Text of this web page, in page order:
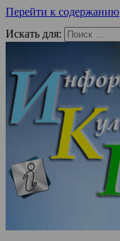
Перейти к содержанию
Искать для: